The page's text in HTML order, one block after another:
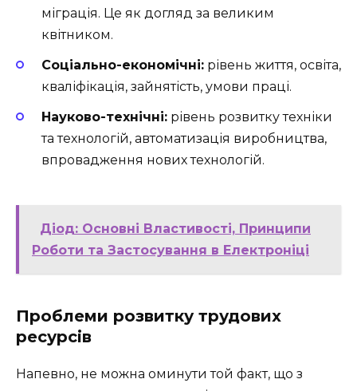
міграція. Це як догляд за великим
квітником.
Соціально-економічні: рівень життя, освіта,
кваліфікація, зайнятість, умови праці.
Науково-технічні: рівень розвитку техніки
та технологій, автоматизація виробництва,
впровадження нових технологій.
Діод: Основні Властивості, Принципи
Роботи та Застосування в Електроніці
Проблеми розвитку трудових
ресурсів
Напевно, не можна оминути той факт, що з